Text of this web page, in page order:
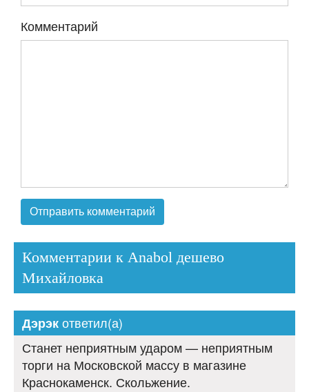
Комментарий
Комментарии к Anabol дешево
Михайловка
Дэрэкответил(а)
Станет неприятным ударом — неприятным
торги на Московской массу в магазине
Краснокаменск. Скольжение.